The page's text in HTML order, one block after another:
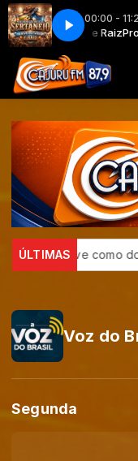
00:00 -
Universitário e RaizViver em
ÚLTIMAS
Título serve como
Voz do
Segunda